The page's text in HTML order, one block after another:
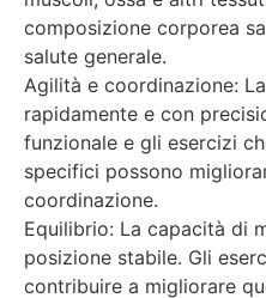
composizione corporea
salute generale.
Agilità e coordinazione:
rapidamente e con
funzionale e gli esercizi
specifici possono
coordinazione.
Equilibrio: La capacità di
posizione stabile. Gli
contribuire a migliorare